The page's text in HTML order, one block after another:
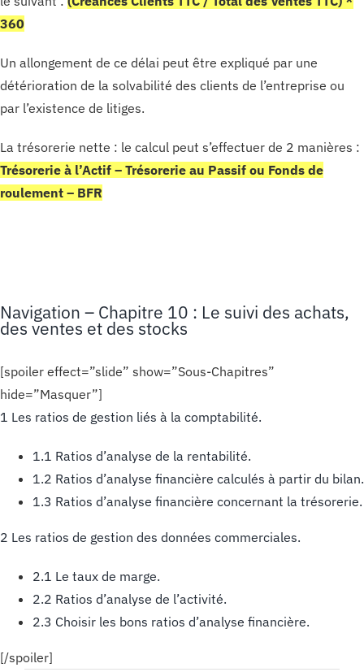
360
Un allongement de ce délai peut être expliqué par une
détérioration de la solvabilité des clients de l’entreprise ou
par l’existence de litiges.
La trésorerie nette : le calcul peut s’effectuer de 2 manières :
Trésorerie à l’Actif – Trésorerie au Passif ou Fonds de
roulement – BFR
Navigation – Chapitre 10 : Le suivi des achats,
des ventes et des stocks
[spoiler effect=”slide” show=”Sous-Chapitres”
hide=”Masquer”]
1 Les ratios de gestion liés à la comptabilité.
1.1 Ratios d’analyse de la rentabilité.
1.2 Ratios d’analyse financière calculés à partir du bilan.
1.3 Ratios d’analyse financière concernant la trésorerie.
2 Les ratios de gestion des données commerciales.
2.1 Le taux de marge.
2.2 Ratios d’analyse de l’activité.
2.3 Choisir les bons ratios d’analyse financière.
[/spoiler]